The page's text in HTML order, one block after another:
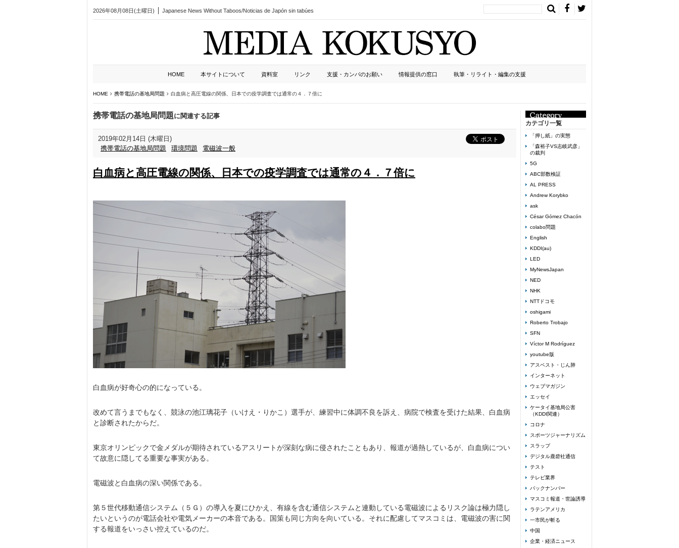
2026年08月08日(土曜日) Japanese News Without Taboos/Noticias de Japón sin tabúes
HOME 本サイトについて 資料室 リンク 支援・カンパのお願い 情報提供の窓口 執筆・リライト・編集の支援
HOME 携帯電話の基地局問題 白血病と高圧電線の関係、日本での疫学調査では通常の４．７倍に
携帯電話の基地局問題に関連する記事
2019年02月14日 (木曜日)
携帯電話の基地局問題
環境問題 電磁波一般
白血病と高圧電線の関係、日本での疫学調査では通常の４．７倍に
白血病が好奇心の的になっている。
改めて言うまでもなく、競泳の池江璃花子（いけえ・りかこ）選手が、練習中に体調不良を訴え、病院で検査を受けた結果、白血病
と診断されたからだ。
東京オリンピックで金メダルが期待されているアスリートが深刻な病に侵されたこともあり、報道が過熱しているが、白血病につい
て故意に隠してる重要な事実がある。
電磁波と白血病の深い関係である。
第５世代移動通信システム（５Ｇ）の導入を夏にひかえ、有線を含む通信システムと連動している電磁波によるリスク論は極力隠し
たいというのが電話会社や電気メーカーの本音である。国策も同じ方向を向いている。それに配慮してマスコミは、電磁波の害に関
する報道をいっさい控えているのだ。
カテゴリ一覧
「押し紙」の実態
「森裕子VS志岐武彦」
の裁判
5G
ABC部数検証
AL PRESS
Andrew Korybko
ask
César Gómez Chacón
colabo問題
English
KDDI(au)
LED
MyNewsJapan
NED
NHK
NTTドコモ
oshigami
Roberto Trobajo
SFN
Víctor M Rodríguez
youtube版
アスベスト・じん肺
インターネット
ウェブマガジン
エッセイ
ケータイ基地局公害
（KDDI関連）
コロナ
スポーツジャーナリズム
スラップ
デジタル鹿砦社通信
テスト
テレビ業界
バックナンバー
マスコミ報道・世論誘導
ラテンアメリカ
一市民が斬る
中国
企業・経済ニュース